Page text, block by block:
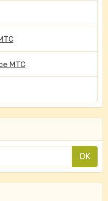
MTC
OK